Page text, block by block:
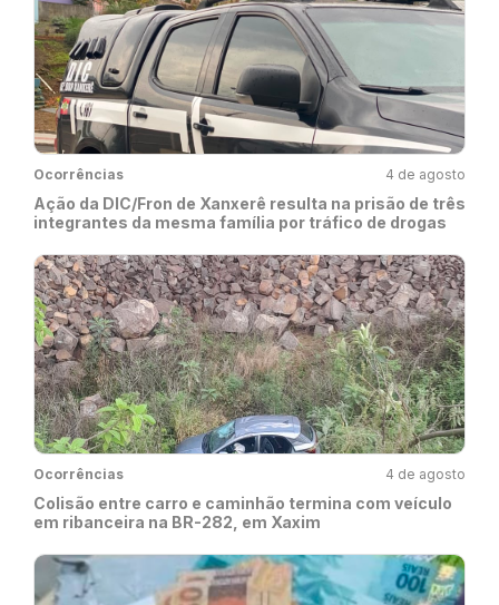
Ocorrências 4 de agosto
Ação da DIC/Fron de Xanxerê resulta na prisão de três
integrantes da mesma família por tráfico de drogas
Ocorrências 4 de agosto
Colisão entre carro e caminhão termina com veículo
em ribanceira na BR-282, em Xaxim